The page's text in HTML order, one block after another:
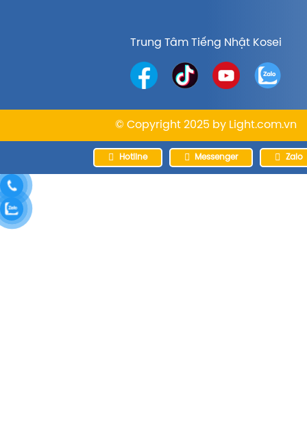
Trung Tâm Tiếng Nhật Kosei
© Copyright 2025 by Light.com.vn
Hotline Messenger Zalo